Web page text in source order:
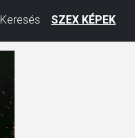
Keresés SZEX KÉPEK